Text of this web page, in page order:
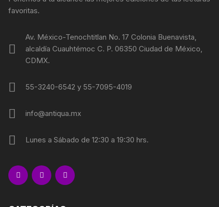
favoritas.
Av. México-Tenochtitlan No. 17 Colonia Buenavista,
alcaldía Cuauhtémoc C. P. 06350 Ciudad de México,
CDMX.
55-3240-6542 y 55-7095-4019
info@antiqua.mx
Lunes a Sábado de 12:30 a 19:30 hrs.